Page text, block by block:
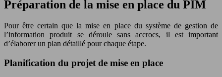
Préparation de la mise en place du PIM
Pour être certain que la mise en place du système de gestion de
l’information produit se déroule sans accrocs, il est important
d’élaborer un plan détaillé pour chaque étape.
Planification du projet de mise en place